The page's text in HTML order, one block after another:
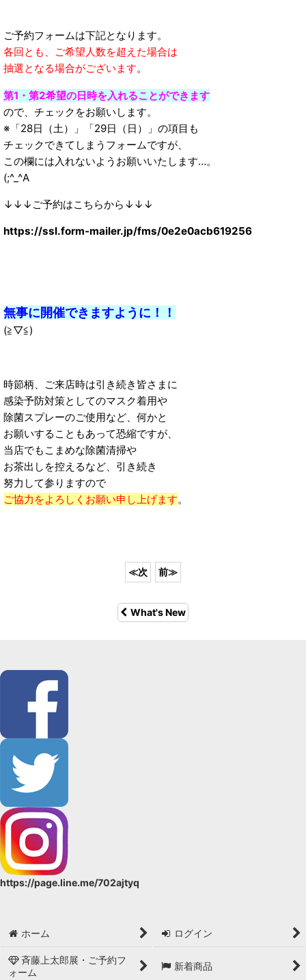
ご予約フォームは下記となります。
各回とも、ご希望人数を超えた場合は
抽選となる場合がございます。
第1・第2希望の日時を入れることができます
ので、チェックをお願いします。
※「28日（土）」「29日（日）」の項目も
チェックできてしまうフォームですが、
この欄には入れないようお願いいたします…。
(;^_^A
↓↓↓ご予約はこちらから↓↓↓
https://ssl.form-mailer.jp/fms/0e2e0acb619256
無事に開催できますように！！
(≧▽≦)
時節柄、ご来店時は引き続き皆さまに
感染予防対策としてのマスク着用や
除菌スプレーのご使用など、何かと
お願いすることもあって恐縮ですが、
当店でもこまめな除菌清掃や
お茶出しを控えるなど、引き続き
努力して参りますので
ご協力をよろしくお願い申し上げます。
What's New
https://page.line.me/702ajtyq
ホーム ログイン
斉藤上太郎展・ご予約フ
ォーム
新着商品